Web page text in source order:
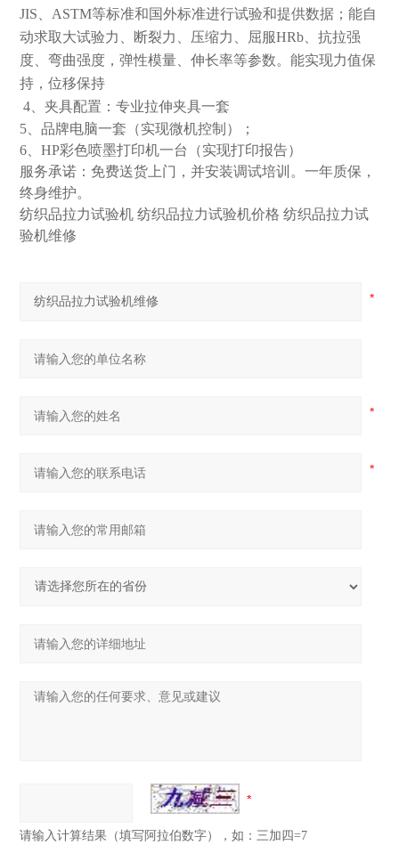
JIS
ASTM等标准和国外标准进行试验和提供数据；能自
动求取大试验力、断裂力、压缩力、屈服HRb 、抗拉强
度、弯曲强度，弹性模量、伸长率等参数。能实现力值保
持，位移保持
4 、夹具配置：专业拉伸夹具一套
5 、品牌电脑一套（实现微机控制）；
6 、HP彩色喷墨打印机一台（实现打印报告）
服务承诺：免费送货上门，并安装调试培训。一年质保，
终身维护。
纺织品拉力试验机 纺织品拉力试验机价格 纺织品拉力试
验机维修
请输入计算结果（填写阿拉伯数字），如：三加四=7